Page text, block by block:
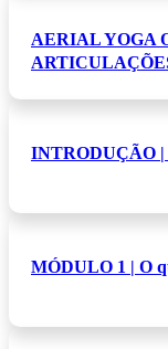
AERIAL YOGA
INTRODUÇÃO |
MÓDULO 1 | O